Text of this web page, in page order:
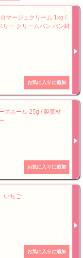
マージュクリーム 1kg /
リー クリームパン パン材
ズホール 25g / 製菓材
いちご